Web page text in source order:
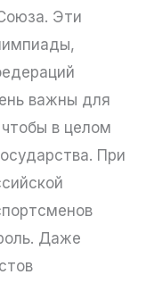
Эти
важны для
в целом
При
Даже